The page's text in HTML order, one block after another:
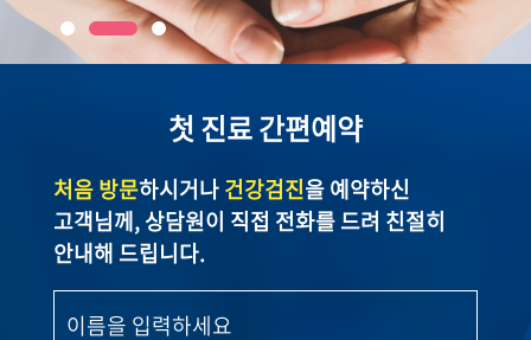
첫 진료 간편예약
처음 방문하시거나건강검진을 예약하신
고객님께, 상담원이 직접 전화를 드려 친절히
안내해 드립니다.